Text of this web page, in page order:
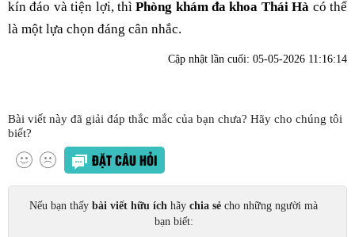
kín đáo và tiện lợi, thìPhòng khám đa khoa Thái Hà có thể
là một lựa chọn đáng cân nhắc.
Cập nhật lần cuối: 05-05-2026 11:16:14
Bài viết này đã giải đáp thắc mắc của bạn chưa? Hãy cho chúng tôi
biết?
ĐẶT CÂU HỎI
Nếu bạn thấy bài viết hữu ích hãy chia sẻ cho những người mà
bạn biết: